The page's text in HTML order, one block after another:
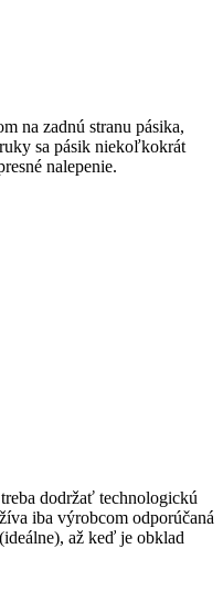
na zadnú stranu pásika,
sa pásik niekoľkokrát
nalepenie.
dodržať technologickú
iba výrobcom odporúčaná
až keď je obklad